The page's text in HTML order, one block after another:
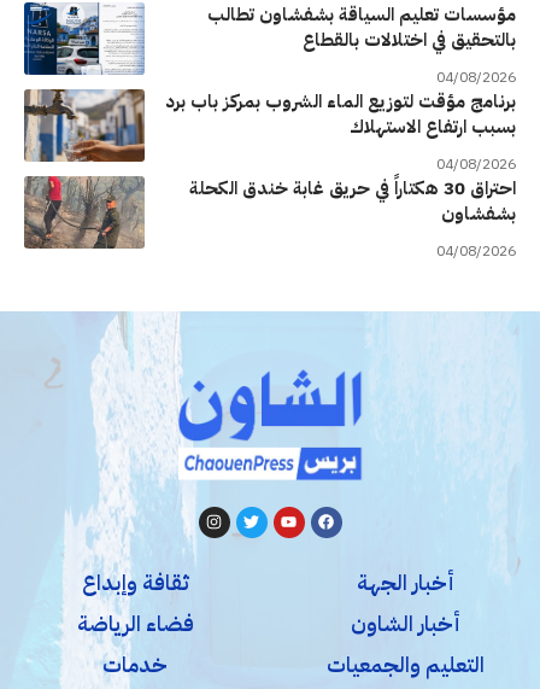
مؤسسات تعليم السياقة بشفشاون تطالب
بالتحقيق في اختلالات بالقطاع
04/08/2026
برنامج مؤقت لتوزيع الماء الشروب بمركز باب برد
بسبب ارتفاع الاستهلاك
04/08/2026
احتراق 30 هكتاراً في حريق غابة خندق الكحلة
بشفشاون
04/08/2026
أخبار الجهة
أخبار الشاون
التعليم والجمعيات
ثقافة وإبداع
فضاء الرياضة
خدمات